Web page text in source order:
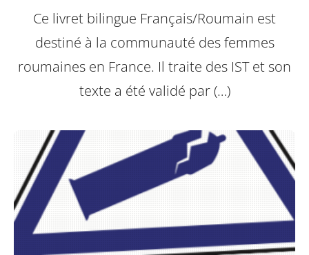
Ce livret bilingue Français/Roumain est
destiné à la communauté des femmes
roumaines en France. Il traite des IST et son
texte a été validé par (…)